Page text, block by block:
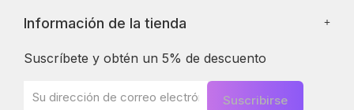
Información de la tienda
Suscríbete y obtén un 5% de descuento